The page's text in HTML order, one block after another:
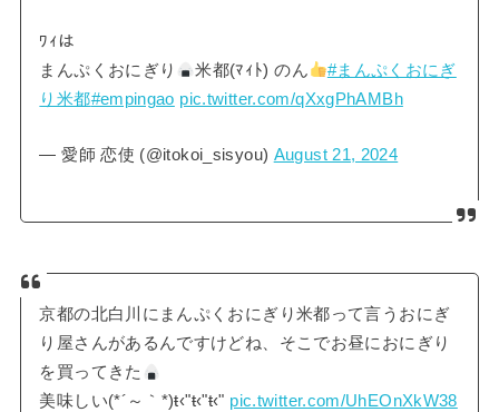
ﾜｨは
まんぷくおにぎり
米都(ﾏｨﾄ) のん
#まんぷくおにぎ
り米都#empingao pic.twitter.com/qXxgPhAMBh
— 愛師 恋使 (@itokoi_sisyou) August 21, 2024
京都の北白川にまんぷくおにぎり米都って言うおにぎ
り屋さんがあるんですけどね、そこでお昼におにぎり
を買ってきた
美味しい(*´～｀*)ŧ‹"ŧ‹"ŧ‹" pic.twitter.com/UhEOnXkW38